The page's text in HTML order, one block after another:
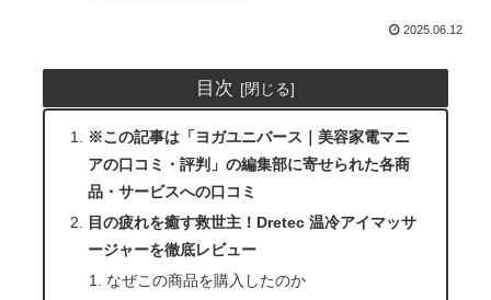
2025.06.12
目次
※この記事は「ヨガユニバース｜美容家電マニ
アの口コミ・評判」の編集部に寄せられた各商
品・サービスへの口コミ
目の疲れを癒す救世主！Dretec 温冷アイマッサ
ージャーを徹底レビュー
なぜこの商品を購入したのか